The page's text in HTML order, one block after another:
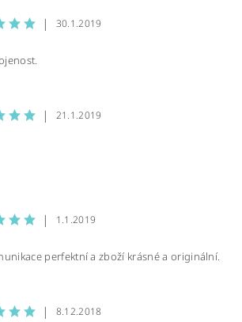
| 30.1.2019
| 21.1.2019
| 1.1.2019
perfektní a zboží krásné a originální.
| 8.12.2018